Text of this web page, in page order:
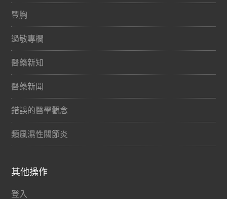
豐胸
過敏專欄
醫藥新知
醫藥新聞
錯誤的醫學觀念
類風濕性關節炎
其他操作
登入